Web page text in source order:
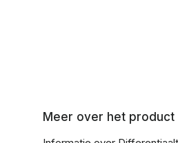
Meer over het product